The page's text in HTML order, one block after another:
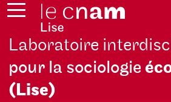
Laboratoire
pour la sociologie
(Lise)